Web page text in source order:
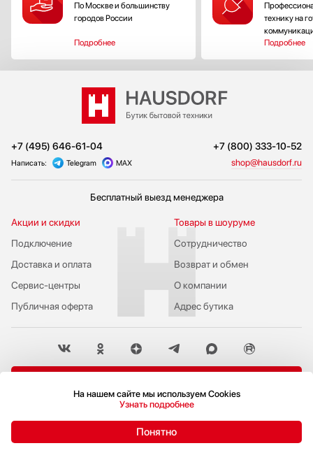
По Москве и большинству
городов России
Подробнее
технику на
Подробнее
© 2009-2026 Бутик бытовой техники Hausdorf
+7 (495) 646-61-04 +7 (800) 333-10-52
Написать: Telegram MAX shop@hausdorf.ru
Бесплатный выезд менеджера
Акции и скидки
Подключение
Публичная оферта
Сервис-центры
Доставка и оплата
Сотрудничество
Возврат и обмен
Товары в шоуруме
О компании
Адрес бутика
Политика конфиденциальности
На нашем сайте мы используем Cookies
Узнать подробнее
Понятно